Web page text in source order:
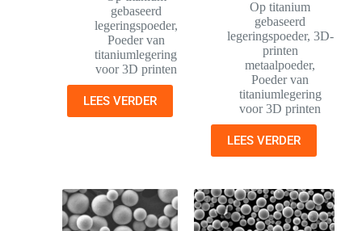
gebaseerd
legeringspoeder,
Poeder van
titaniumlegering
voor 3D printen
LEES VERDER
Op titanium
gebaseerd
legeringspoeder, 3D-
printen
metaalpoeder,
Poeder van
titaniumlegering
voor 3D printen
LEES VERDER